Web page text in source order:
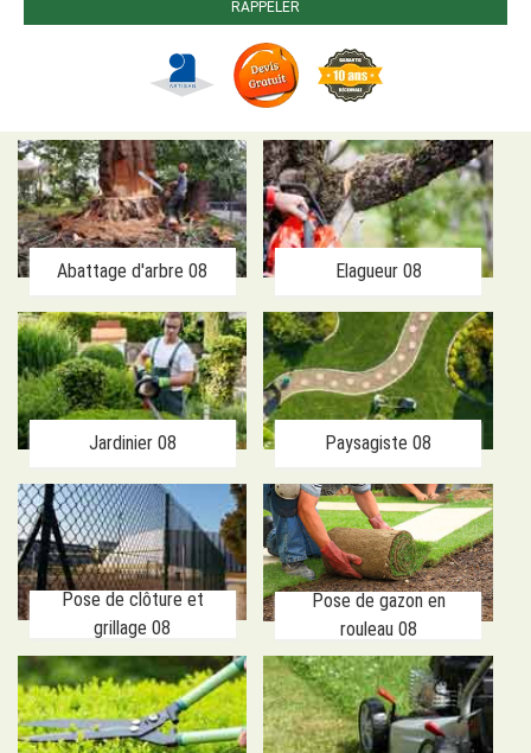
Abattage d'arbre 08 Elagueur 08
Jardinier 08 Paysagiste 08
Pose de clôture et
grillage 08
Pose de gazon en
rouleau 08